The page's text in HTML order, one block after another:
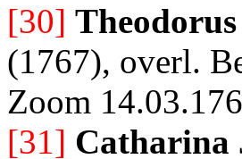
[30]
(1767), overl.
Zoom
[31] Catharina